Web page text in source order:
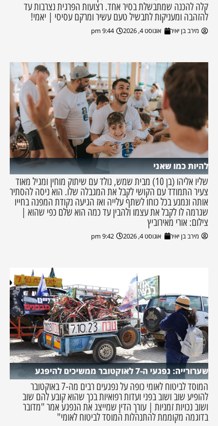
קלה להכנה שמתבשלת בסיר אחד. רצועות הפרגית נצרבות עד
להזהבה ומעניקות לתבשיל טעם עשיר ומרקם עסיסי | יאמי!
מירב בן יאיר אוגוסט 4, 2026 9:44 pm
להיות כמו שאני
שליו אליהו (בן 10) מבית שמש, נולד עם שיתוק מוחין ומגיל מאוד
צעיר התמודד עם הקושי לקבל את המגבלה שלו. הוא ניסה להסתיר
אותה ונמנע בכל כוחו לשתף עלייה ואז הגיעה נקודת המפנה בחייו
שגרמה לו לקבל את עצמו ולהבין עד כמה הוא שלם כפי שהוא |
צילום: אורי מאירוביץ
מירב בן יאיר אוגוסט 4, 2026 9:42 pm
שערורייה: נפגעי ה-7 לאוקטובר ממשיכים להיפגע
המוסד לביטוח לאומי כופה על נפגעים רבים מה-7 באוקטובר
להופיע שוב ושוב בפני ועדות רפואיות בכך שהוא קובע להם שוב
ושוב נכויות זמניות | עורך הדין שמייצג את הנפגע אמר "מדובר
בדוגמה מקוממת להתנהלות המוסד לביטוח לאומי"